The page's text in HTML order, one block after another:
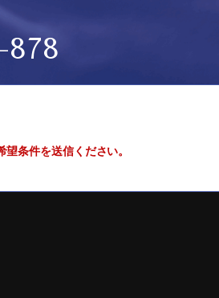
望条件を送信ください。